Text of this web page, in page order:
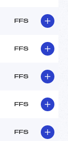
FFS
FFS
FFS
FFS
FFS